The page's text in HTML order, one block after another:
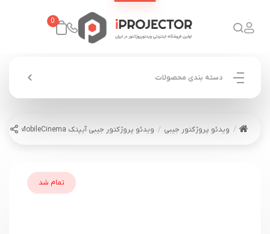
0
دسته بندی محصولات
ویدئو پروژکتور جیبی ویدئو پروژکتور جیبی آیپتک AIPTEK i70 MobileCinema
تمام شد